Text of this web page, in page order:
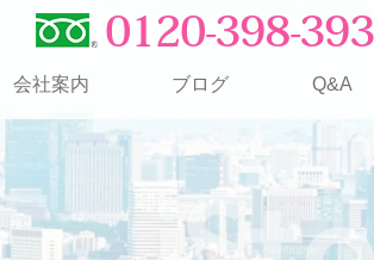
0120-398-393
会社案内 ブログ Q&A